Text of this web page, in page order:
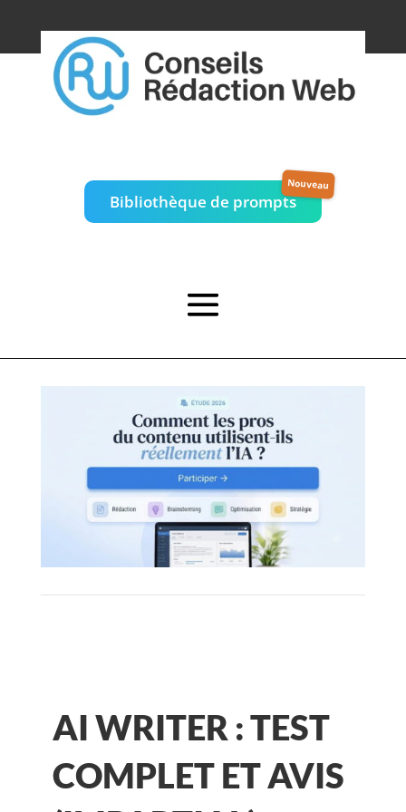
Bibliothèque de prompts
AI WRITER : TEST
COMPLET ET AVIS